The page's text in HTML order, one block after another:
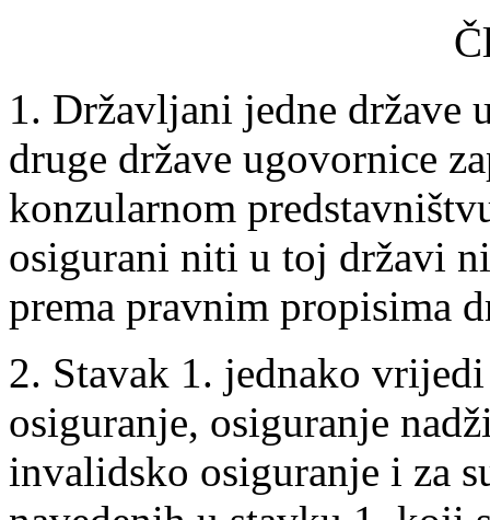
1. Državljani jedne države
druge države ugovornice
konzularnom
osigurani niti u toj državi
prema pravnim propisima
2. Stavak 1. jednako
osiguranje, osiguranje
invalidsko osiguranje i za